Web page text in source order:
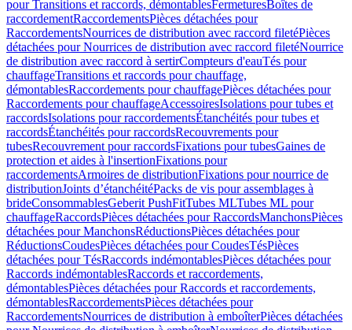
pour Transitions et raccords, démontablesFermeturesBoîtes de
raccordementRaccordementsPièces détachées pour
RaccordementsNourrices de distribution avec raccord filetéPièces
détachées pour Nourrices de distribution avec raccord filetéNourrice
de distribution avec raccord à sertirCompteurs d'eauTés pour
chauffageTransitions et raccords pour chauffage,
démontablesRaccordements pour chauffagePièces détachées pour
Raccordements pour chauffageAccessoiresIsolations pour tubes et
raccordsIsolations pour raccordementsÉtanchéités pour tubes et
raccordsÉtanchéités pour raccordsRecouvrements pour
tubesRecouvrement pour raccordsFixations pour tubesGaines de
protection et aides à l'insertionFixations pour
raccordementsArmoires de distributionFixations pour nourrice de
distributionJoints d’étanchéitéPacks de vis pour assemblages à
brideConsommablesGeberit PushFitTubes MLTubes ML pour
chauffageRaccordsPièces détachées pour RaccordsManchonsPièces
détachées pour ManchonsRéductionsPièces détachées pour
RéductionsCoudesPièces détachées pour CoudesTésPièces
détachées pour TésRaccords indémontablesPièces détachées pour
Raccords indémontablesRaccords et raccordements,
démontablesPièces détachées pour Raccords et raccordements,
démontablesRaccordementsPièces détachées pour
RaccordementsNourrices de distribution à emboîterPièces détachées